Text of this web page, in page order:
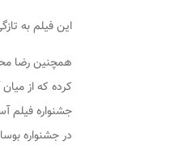
این فیلم به
همچنین رضا
کرده که از
جشنواره فیلم
در جشنواره